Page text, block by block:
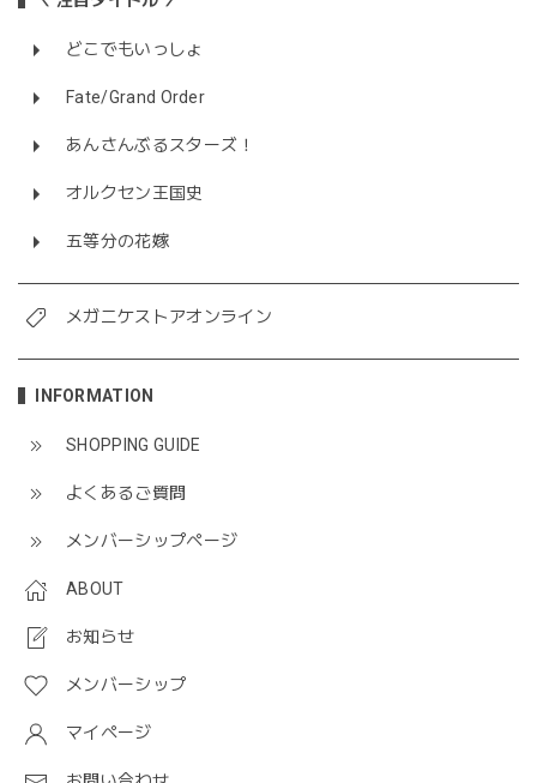
どこでもいっしょ
Fate/Grand Order
あんさんぶるスターズ！
オルクセン王国史
五等分の花嫁
メガニケストアオンライン
INFORMATION
SHOPPING GUIDE
よくあるご質問
メンバーシップページ
ABOUT
お知らせ
メンバーシップ
マイページ